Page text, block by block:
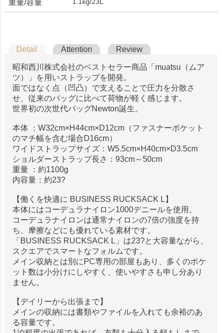
重量/容量
Detail Attention Review
昭和西川株式会社のベストセラー商品「muatsu（ムア
ツ）」を用いストラップを開発。
面ではなく点（凹凸）で支えることで圧力を分散さ
せ、従来のバッグに比べて荷物が軽く感じます。
世界初の次世代バッグNewton誕生。
本体 ：W32cm×H44cm×D12cm（ファスナーポケット
のマチ幅を含む場合D16cm）
ワイドストラップサイズ：W5.5cm×H40cm×D3.5cm
ショルダーストラップ長さ：93cm～50cm
重量 ：約1100g
内容量：約23?
【働くを快適に BUSINESS RUCKSACK L】
本体にはコーデュラナイロン1000デニールを使用。
コーデュラナイロンは通常ナイロンの7倍の強度を持
ち、摩擦などにも優れている素材です。
「BUSINESS RUCKSACK L」は23?と大容量ながら、
スクエアでスマートなフォルムです。
メイン収納とは別にPC専用の部屋もあり、多くのポケ
ット数は小分けにしやすく、使いやすさも申し分あり
ません。
【デイリーから出張まで】
メインの収納には書類やファイルを入れても余裕のあ
る容量です。